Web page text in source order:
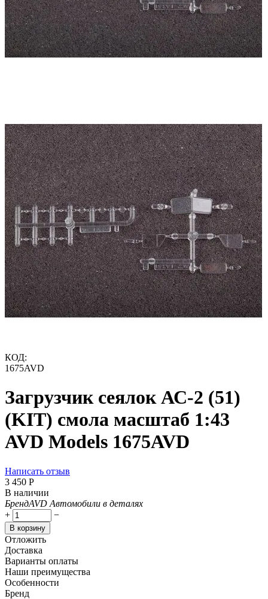
КОД:
1675AVD
Загрузчик сеялок АС-2 (51)
(KIT) смола масштаб 1:43
AVD Models 1675AVD
Написать отзыв
3 450 Р
В наличии
БрендAVD Автомобили в деталях
+
−
В корзину
Отложить
Доставка
Варианты оплаты
Наши преимущества
Особенности
Бренд